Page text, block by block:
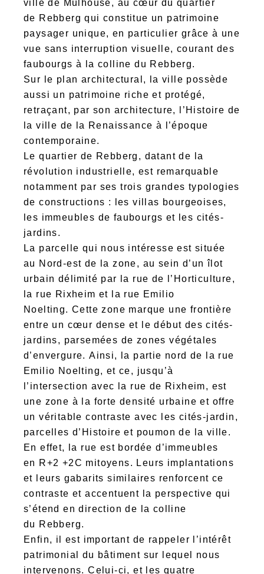
ville de Mulhouse, au cœur du quartier
de Rebberg qui constitue un patrimoine
paysager unique, en particulier grâce à une
vue sans interruption visuelle, courant des
faubourgs à la colline du Rebberg.
Sur le plan architectural, la ville possède
aussi un patrimoine riche et protégé,
retraçant, par son architecture, l’Histoire de
la ville de la Renaissance à l’époque
contemporaine.
Le quartier de Rebberg, datant de la
révolution industrielle, est remarquable
notamment par ses trois grandes typologies
de constructions : les villas bourgeoises,
les immeubles de faubourgs et les cités-
jardins.
La parcelle qui nous intéresse est située
au Nord-est de la zone, au sein d’un îlot
urbain délimité par la rue de l’Horticulture,
la rue Rixheim et la rue Emilio
Noelting. Cette zone marque une frontière
entre un cœur dense et le début des cités-
jardins, parsemées de zones végétales
d’envergure. Ainsi, la partie nord de la rue
Emilio Noelting, et ce, jusqu’à
l’intersection avec la rue de Rixheim, est
une zone à la forte densité urbaine et offre
un véritable contraste avec les cités-jardin,
parcelles d’Histoire et poumon de la ville.
En effet, la rue est bordée d’immeubles
en R+2 +2C mitoyens. Leurs implantations
et leurs gabarits similaires renforcent ce
contraste et accentuent la perspective qui
s’étend en direction de la colline
du Rebberg.
Enfin, il est important de rappeler l’intérêt
patrimonial du bâtiment sur lequel nous
intervenons. Celui-ci, et les quatre